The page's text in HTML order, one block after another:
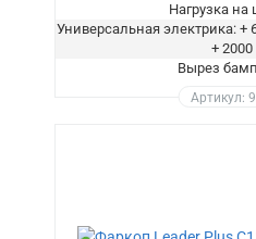
Нагрузка на
Универсальная электрика: +
+ 2000
Вырез
Артикул: